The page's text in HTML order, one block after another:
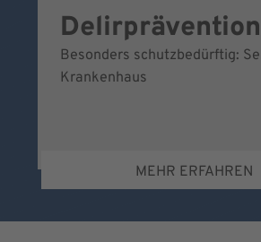
Delirprävention
Besonders schutzbedürftig:
Krankenhaus
MEHR ERFAHREN